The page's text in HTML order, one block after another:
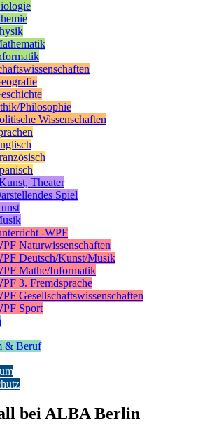
Philosophie
Wissenschaften
Theater
Spiel
-WPF
Naturwissenschaften
Deutsch/Kunst/Musik
Mathe/Informatik
3. Fremdsprache
Gesellschaftswissenschaften
Sport
& Beruf
bei ALBA Berlin